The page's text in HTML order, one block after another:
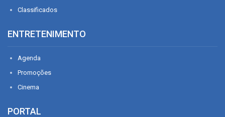
Classificados
ENTRETENIMENTO
Agenda
Promoções
Cinema
PORTAL